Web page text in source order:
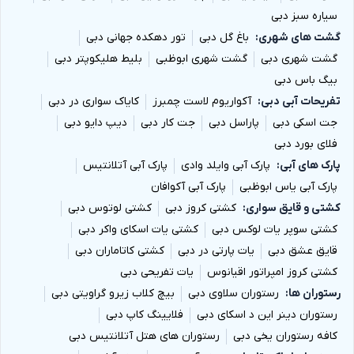
همچنین با مراجعه به صفحه
ارتباط باشید. هدفدبی دیسکانتارائه خدماتی ارزنده و
باکیفیت است تا شما سفری راحت و به یاد ماندنی را تجربه
نمایید.
سیاره سبز دبی
گشت های شهری
باغ گل دبی
تور دهکده جهانی دبی
گشت شهری دبی
گشت شهری ابوظبی
بلیط هلیکوپتر دبی
بیگ باس دبی
تفریحات آبی دبی
آکواریوم لاست چمبرز
کایاک سواری در دبی
جت اسکی دبی
پاراسل دبی جت کار دبی
دیپ دایو دبی
فلای بورد دبی
پارک های آبی
پارک آبی وایلد وادی
پارک آبی آتلانتیس
پارک آبی یاس ابوظبی
پارک آبی آکوافان
کشتی و قایق سواری
کشتی کروز دبی
کشتی لوتوس دبی
کشتی سوپر یات لوکس دبی
کشتی یات اسکای واکر دبی
قایق عشق دبی
یات پارتی در دبی
کشتی کاتاماران دبی
کشتی کروز امپراتور اقیانوس
یات تفریحی دبی
رستوران ها
رستوران سلاوی دبی
بیچ کلاب زیرو گراویتی دبی
رستوران دینر این د اسکای دبی
فلایینگ کاپ دبی
کافه رستوران یخی دبی
رستوران های هتل آتلانتیس دبی